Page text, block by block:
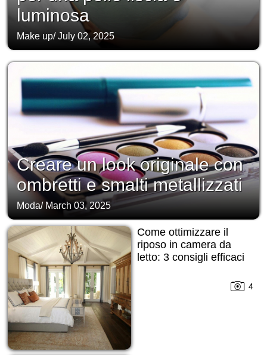
luminosa
Make up/July 02, 2025
Creare un look originale con
ombretti e smalti metallizzati
Moda/ March 03, 2025
Come ottimizzare il
riposo in camera da
letto: 3 consigli efficaci
4